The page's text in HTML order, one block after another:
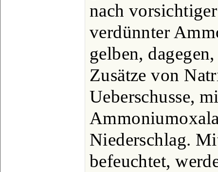
nach
verdünnter
gelben,
Zusätze von
Ueberschusse,
Niederschlag.
befeuchtet,